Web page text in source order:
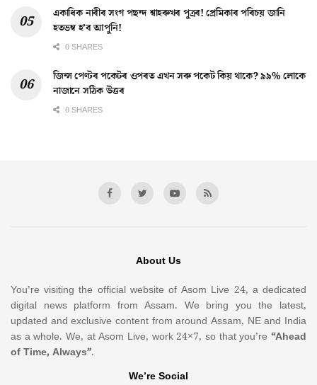
একাধিক নাৰীৰ সংগ পছন্দ শ্বাহৰুখৰ পুত্ৰৰ! প্ৰেমিকাৰ পৰিচয় জানি
হতভম্ব হ’ব আপুনি!
0 SHARES
জিন্স পেণ্টৰ পকেটৰ ওপৰত এখন সৰু পকেট কিয় থাকে? ৯৯% লোকে
নাজানে সঠিক উত্তৰ
0 SHARES
About Us
You’re visiting the official website of Asom Live 24, a dedicated
digital news platform from Assam. We bring you the latest,
updated and exclusive content from around Assam, NE and India
as a whole. We, at Asom Live, work 24×7, so that you’re “Ahead
of Time, Always”.
We’re Social